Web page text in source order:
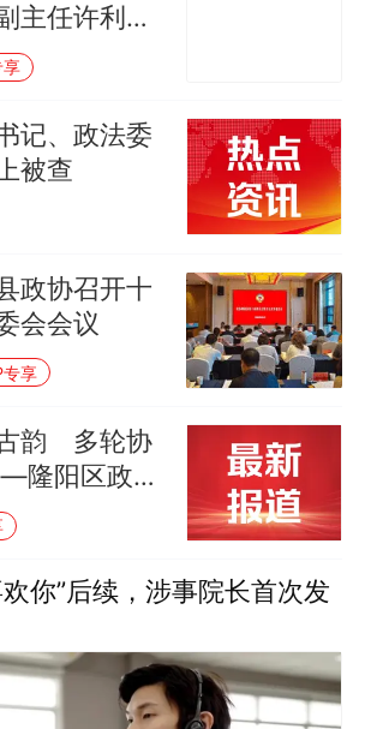
主任许利华
和监察调查
享
记、政法委
被查
政协召开十
会会议
专享
韵 多轮协
隆阳区政协
坝协商”助仁
你”后续，涉事院长首次发